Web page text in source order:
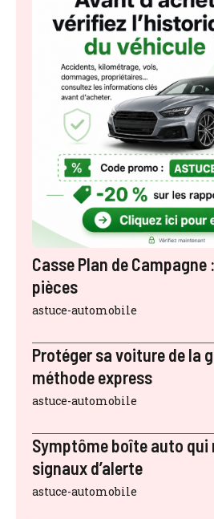
Casse Plan de
pièces
astuce-automobile
Protéger sa voiture de la
méthode express
astuce-automobile
Symptôme boîte auto qui
signaux d’alerte
astuce-automobile